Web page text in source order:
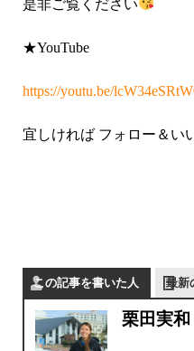
是非ご覧ください
★YouTube
https://youtu.be/
宜しければ フォロー＆い
この記事を書いた人 最新
栗田実和